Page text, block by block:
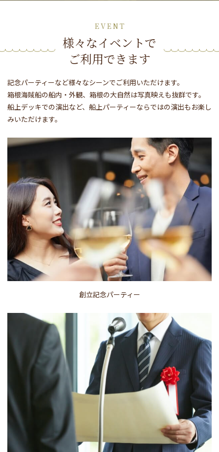
EVENT
様々なイベントで
ご利用できます
記念パーティーなど様々なシーンでご利用いただけます。
箱根海賊船の船内・外観、箱根の大自然は写真映えも抜群です。
船上デッキでの演出など、船上パーティーならではの演出もお楽し
みいただけます。
創立記念パーティー